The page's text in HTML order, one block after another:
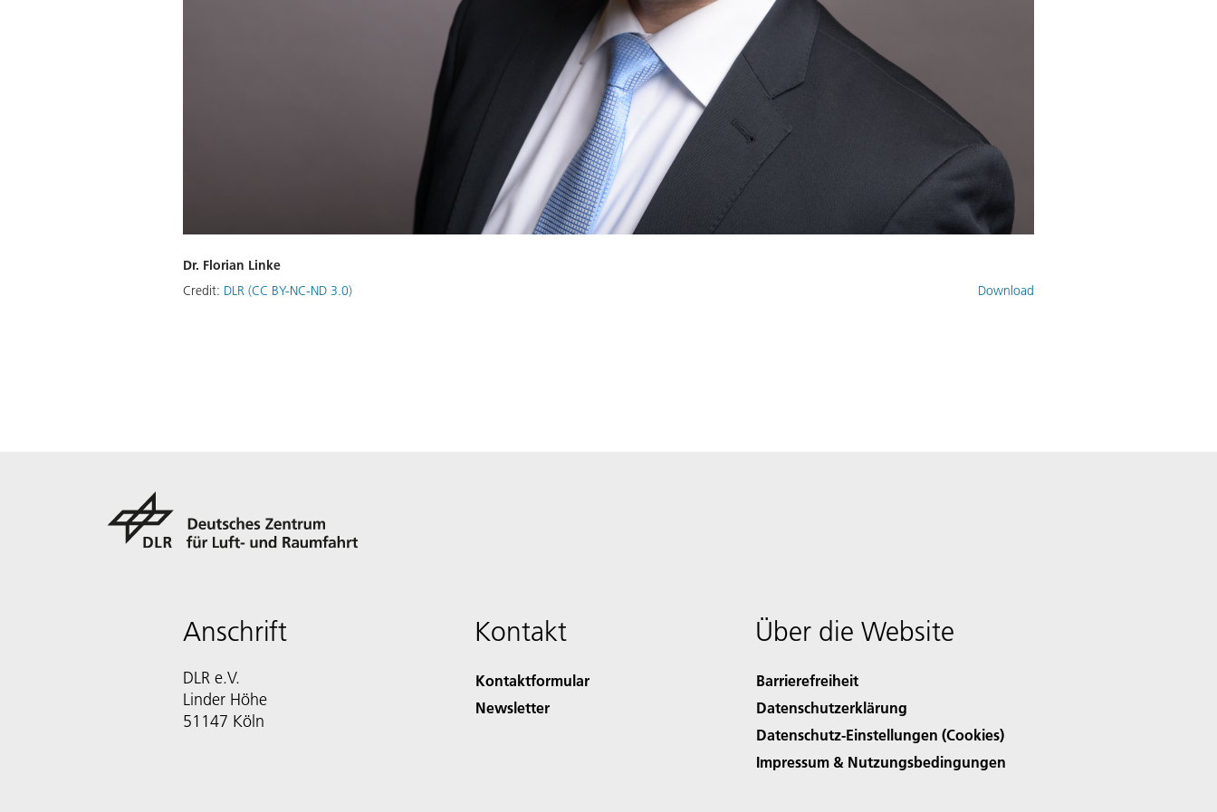
Dr. Florian Linke
Credit: DLR (CC BY-NC-ND 3.0) Download
Anschrift
DLR e.V.
Linder Höhe
51147 Köln
Kontakt
Kontaktformular
Newsletter
Über die Website
Barrierefreiheit
Datenschutzerklärung
Datenschutz-Einstellungen (Cookies)
Impressum & Nutzungsbedingungen